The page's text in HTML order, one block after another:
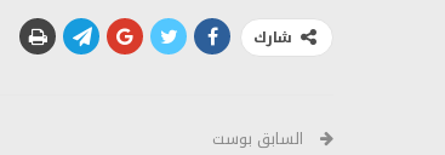
شارك
السابق بوست